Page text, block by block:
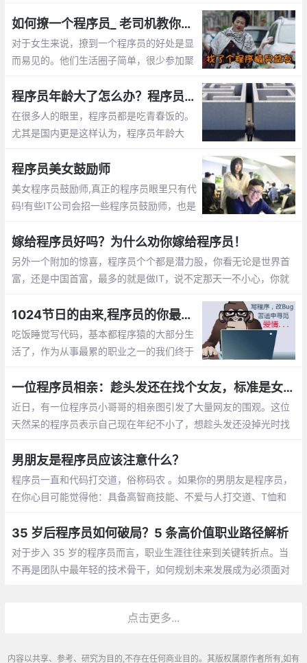
如何撩一个程序员_ 老司机教你怎么追程序员
对于女生来说，撩到一个程序员的好处是显
而易见的。他们生活圈子简单，很少参加聚
码的路上。这篇文章告诉你怎么撩程序员程序员年龄大了怎么办？程序员年龄大了的出路
在很多人的眼里，程序员都是吃青春饭的。
尤其是国内更是这样认为，程序员年龄大
担心以后的出路了。那么未来大龄程序员的
出路在哪呢？
程序员美女鼓励师
美女程序员鼓励师,真正的程序员眼里只有代
码!有些IT公司会招一些程序员鼓励师，也是
程序员鼓励师的作用，她们总是能激发程序
员们的肾上腺素分泌。
嫁给程序员好吗？为什么劝你嫁给程序员！
另外一个附加的惊喜，程序员个个都是潜力股，你看无论是世界首
富，还是中国首富，最多的就是做IT，说不定那天一不小心，你就
序员收入稳定，生活安逸，属于长期持有型成长股
1024节日的由来,程序员的你最想对自己说的是什么？【1024程序员节日】
吃饭睡觉写代码，基本都程序猿的大部分生
活了，作为从事最累的职业之一的我们终于
序员致敬，向自己致敬，向未来致敬。
一位程序员相亲：趁头发还在找个女友，标准是女孩就行
近日，有一位程序员小哥哥的相亲图引发了大量网友的围观。这位
天然呆的程序员表示自己现在年纪不小了，想趁头发还没掉光时找
男朋友是程序员应该注意什么？
程序员一直和代码打交道，俗称码农 。如果你的男朋友是程序员，
在你心目可能觉得他：具备高智商技能、不爱与人打交道、T恤和
相处呢，需要你应该注意什么呢？
35 岁后程序员如何破局？5 条高价值职业路径解析
对于步入 35 岁的程序员而言，职业生涯往往来到关键转折点。当
不再是团队中最年轻的技术骨干，如何规划未来发展成为必须面对
点击更多...
内容以共享、参考、研究为目的,不存在任何商业目的。其版权属原作者所有,如有